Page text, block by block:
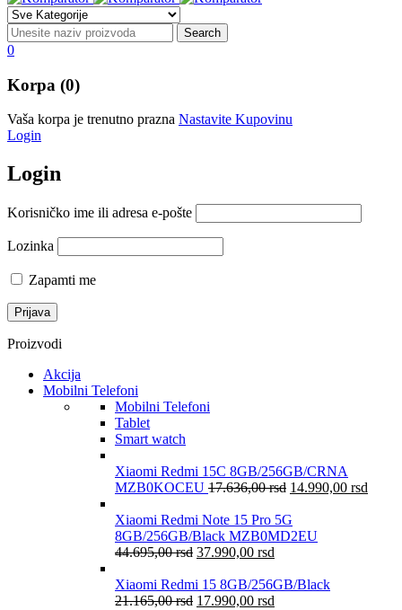
0
Korpa (0)
Vaša korpa je trenutno prazna Nastavite Kupovinu
Login
Login
Korisničko ime ili adresa e-pošte
Lozinka
Zapamti me
Proizvodi
Akcija
Mobilni Telefoni
Mobilni Telefoni
Tablet
Smart watch
Xiaomi Redmi 15C 8GB/256GB/CRNA
MZB0KOCEU 17.636,00rsd 14.990,00 rsd
Xiaomi Redmi Note 15 Pro 5G
8GB/256GB/Black MZB0MD2EU
44.695,00rsd 37.990,00 rsd
Xiaomi Redmi 15 8GB/256GB/Black
21.165,00rsd 17.990,00 rsd